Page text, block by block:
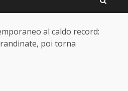
al caldo record:
poi torna